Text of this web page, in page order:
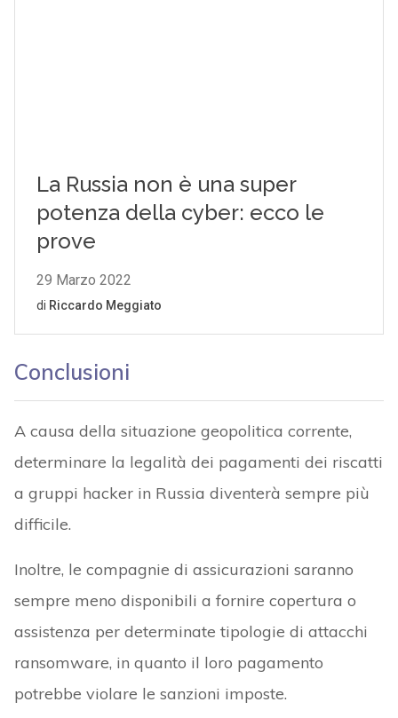
Conclusioni
A causa della situazione geopolitica corrente,
determinare la legalità dei pagamenti dei riscatti
a gruppi hacker in Russia diventerà sempre più
difficile.
Inoltre, le compagnie di assicurazioni saranno
sempre meno disponibili a fornire copertura o
assistenza per determinate tipologie di attacchi
ransomware, in quanto il loro pagamento
potrebbe violare le sanzioni imposte.